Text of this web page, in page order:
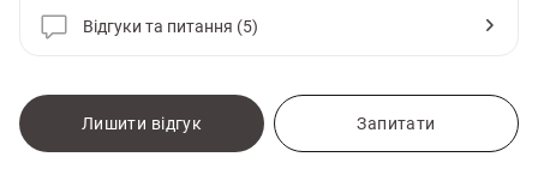
Відгуки та питання (5)
Лишити відгук Запитати